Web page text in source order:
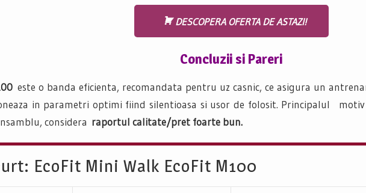
DESCOPERA OFERTA DE ASTAZI!
Concluzii si Pareri
este o banda eficienta, recomandata pentru uz casnic, ce asigura un
in parametri optimi fiind silentioasa si usor de folosit. Principalul
considera raportul calitate/pret foarte bun.
EcoFit Mini Walk EcoFit M100